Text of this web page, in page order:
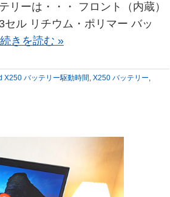
リーは・・・ フロント（内蔵）
セル リチウム・ポリマー バッ
続きを読む »
X250 バッテリー駆動時間, X250 バッテリー,